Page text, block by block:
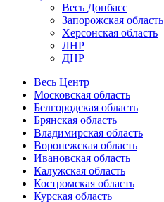
Весь Донбасс
Запорожская область
Херсонская область
ЛНР
ДНР
Весь Центр
Московская область
Белгородская область
Брянская область
Владимирская область
Воронежская область
Ивановская область
Калужская область
Костромская область
Курская область